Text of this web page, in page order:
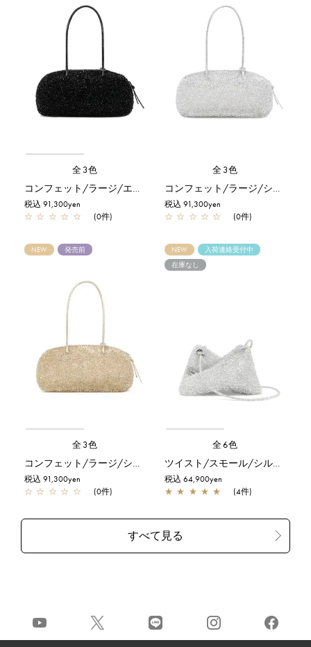
全3色
コンフェット/ラージ/エナメルブラック
税込 91,300yen
☆ ☆ ☆ ☆ ☆ (0件)
全3色
コンフェット/ラージ/シルバー
税込 91,300yen
☆ ☆ ☆ ☆ ☆ (0件)
NEW 発売前
全3色
コンフェット/ラージ/シルバーゴールド
税込 91,300yen
☆ ☆ ☆ ☆ ☆ (0件)
NEW
入荷連絡受付中
在庫なし
全6色
ツイスト/スモール/シルバー
税込 64,900yen
★ ★ ★ ★ ★ (4件)